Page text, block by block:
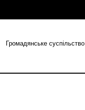
Громадянське суспільство